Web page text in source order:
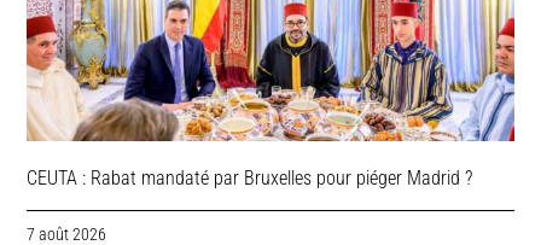
CEUTA : Rabat mandaté par Bruxelles pour piéger Madrid ?
7 août 2026